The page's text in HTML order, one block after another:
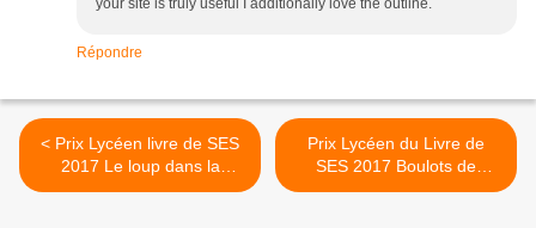
your site is truly useful I additionally love the outline.
Répondre
< Prix Lycéen livre de SES
2017 Le loup dans la
bergerie
Prix Lycéen du Livre de
SES 2017 Boulots de
Merde J Brygo O Cyran >